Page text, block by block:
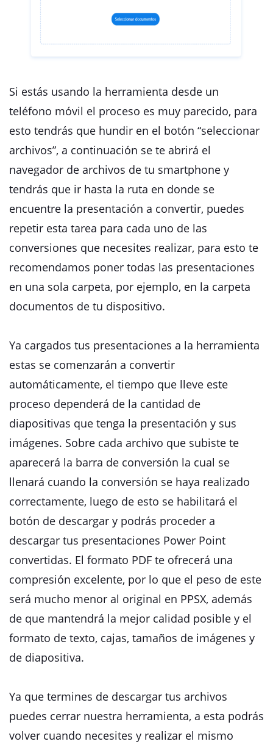
Si estás usando la herramienta desde un
teléfono móvil el proceso es muy parecido, para
esto tendrás que hundir en el botón “seleccionar
archivos”, a continuación se te abrirá el
navegador de archivos de tu smartphone y
tendrás que ir hasta la ruta en donde se
encuentre la presentación a convertir, puedes
repetir esta tarea para cada uno de las
conversiones que necesites realizar, para esto te
recomendamos poner todas las presentaciones
en una sola carpeta, por ejemplo, en la carpeta
documentos de tu dispositivo.
Ya cargados tus presentaciones a la herramienta
estas se comenzarán a convertir
automáticamente, el tiempo que lleve este
proceso dependerá de la cantidad de
diapositivas que tenga la presentación y sus
imágenes. Sobre cada archivo que subiste te
aparecerá la barra de conversión la cual se
llenará cuando la conversión se haya realizado
correctamente, luego de esto se habilitará el
botón de descargar y podrás proceder a
descargar tus presentaciones Power Point
convertidas. El formato PDF te ofrecerá una
compresión excelente, por lo que el peso de este
será mucho menor al original en PPSX, además
de que mantendrá la mejor calidad posible y el
formato de texto, cajas, tamaños de imágenes y
de diapositiva.
Ya que termines de descargar tus archivos
puedes cerrar nuestra herramienta, a esta podrás
volver cuando necesites y realizar el mismo